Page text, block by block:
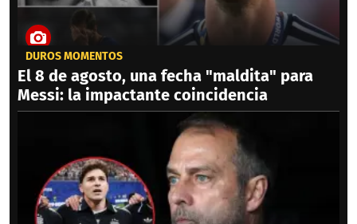
DUROS MOMENTOS
El 8 de agosto, una fecha "maldita" para
Messi: la impactante coincidencia